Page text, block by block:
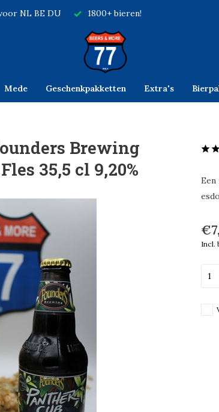
NL BE DU 1800+ bieren!
Mede Geschenkpakketten Extra's
Brewing
35,5 cl 9,20%
Incl.